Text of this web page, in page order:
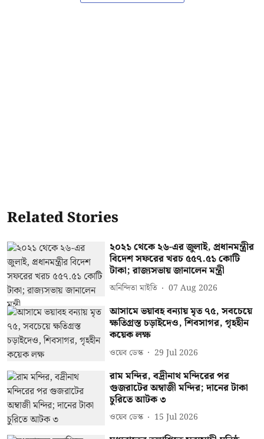
Related Stories
২০২১ থেকে ২৬-এর জুলাই, প্রধানমন্ত্রীর
বিদেশ সফরের খরচ ৫৫৭.৫১ কোটি
টাকা; রাজ্যসভায় জানালেন মন্ত্রী
অনিন্দিতা মাইতি 07 Aug 2026
আসামে ভয়াবহ বন্যায় মৃত ৭৫, সবচেয়ে
ক্ষতিগ্রস্ত চড়াইদেও, শিবসাগর, গৃহহীন
কয়েক লক্ষ
ওয়েব ডেস্ক 29 Jul 2026
রাম মন্দির, বদ্রীনাথ মন্দিরের পর
গুজরাটের অম্বাজী মন্দির; দানের টাকা
চুরিতে আটক ৩
ওয়েব ডেস্ক 15 Jul 2026